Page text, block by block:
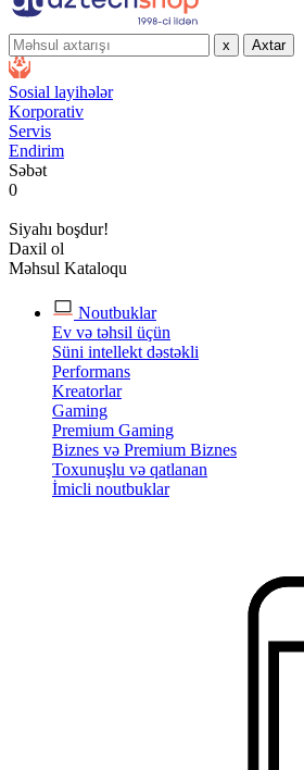
x Axtar
Sosial layihələr
Korporativ
Servis
Endirim
Səbət
0
Siyahı boşdur!
Daxil ol
Məhsul Kataloqu
Noutbuklar
Ev və təhsil üçün
Süni intellekt dəstəkli
Performans
Kreatorlar
Gaming
Premium Gaming
Biznes və Premium Biznes
Toxunuşlu və qatlanan
İmicli noutbuklar